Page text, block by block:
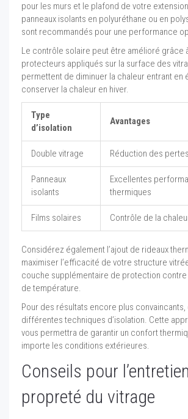
pour les murs et le plafond de votre
panneaux isolants en polyuréthane ou en
sont recommandés pour une performance
Le contrôle solaire peut être amélioré grâce
protecteurs appliqués sur la surface des
permettent de diminuer la chaleur entrant en
conserver la chaleur en hiver.
Type
d’isolation
Avantages
Double vitrage Réduction des
Panneaux
isolants
Excellentes
thermiques
Films solaires Contrôle de la
Considérez également l’ajout de rideaux
maximiser l’efficacité de votre structure
couche supplémentaire de protection
de température.
Pour des résultats encore plus
différentes techniques d’isolation. Cette
vous permettra de garantir un confort
importe les conditions extérieures.
Conseils pour
propreté du vitrage